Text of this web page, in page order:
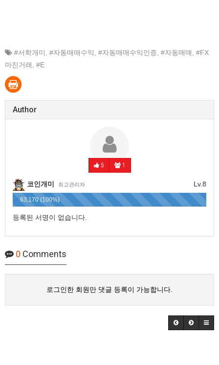
#서학개미, #자동매매수익, #자동매매수익인증, #자동매매, #FX
마진거래, #E
Author
5 1
Lv.8
코인개미 최고관리자
63,170 (100%)
등록된 서명이 없습니다.
0 Comments
로그인한 회원만 댓글 등록이 가능합니다.